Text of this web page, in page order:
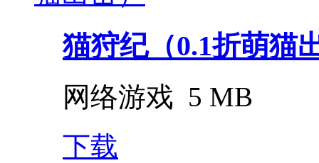
猫狩纪（0.1折萌猫
网络游戏 5 MB
下载